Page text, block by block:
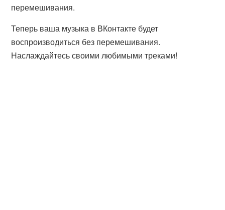
перемешивания.
Теперь ваша музыка в ВКонтакте будет
воспроизводиться без перемешивания.
Наслаждайтесь своими любимыми треками!